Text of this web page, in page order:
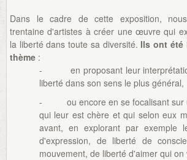
Dans le cadre de cette exposition,
trentaine d'artistes à créer une œuvre qui
la liberté dans toute sa diversité. Ils ont été
thème :
- en proposant leur
liberté dans son sens le plus général,
- ou encore en se focalisant sur
qui leur est chère et qui selon eux
avant, en explorant par exemple
d'expression, de liberté de
mouvement, de liberté d'aimer qui